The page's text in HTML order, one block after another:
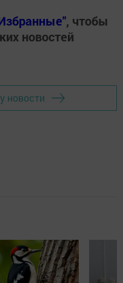
, чтобы
новостей
новости